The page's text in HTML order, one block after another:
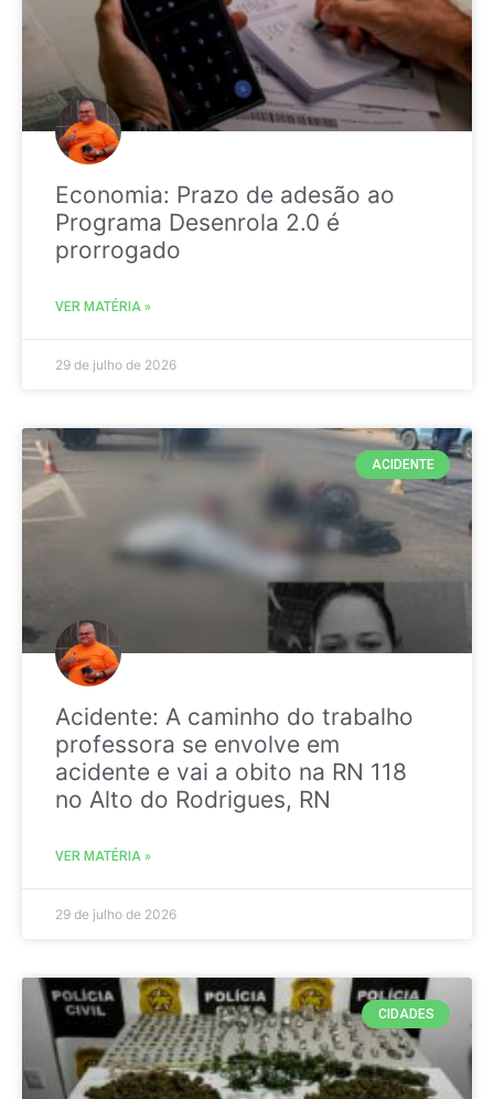
Economia: Prazo de adesão ao
Programa Desenrola 2.0 é
prorrogado
VER MATÉRIA »
29 de julho de 2026
ACIDENTE
Acidente: A caminho do trabalho
professora se envolve em
acidente e vai a obito na RN 118
no Alto do Rodrigues, RN
VER MATÉRIA »
29 de julho de 2026
CIDADES